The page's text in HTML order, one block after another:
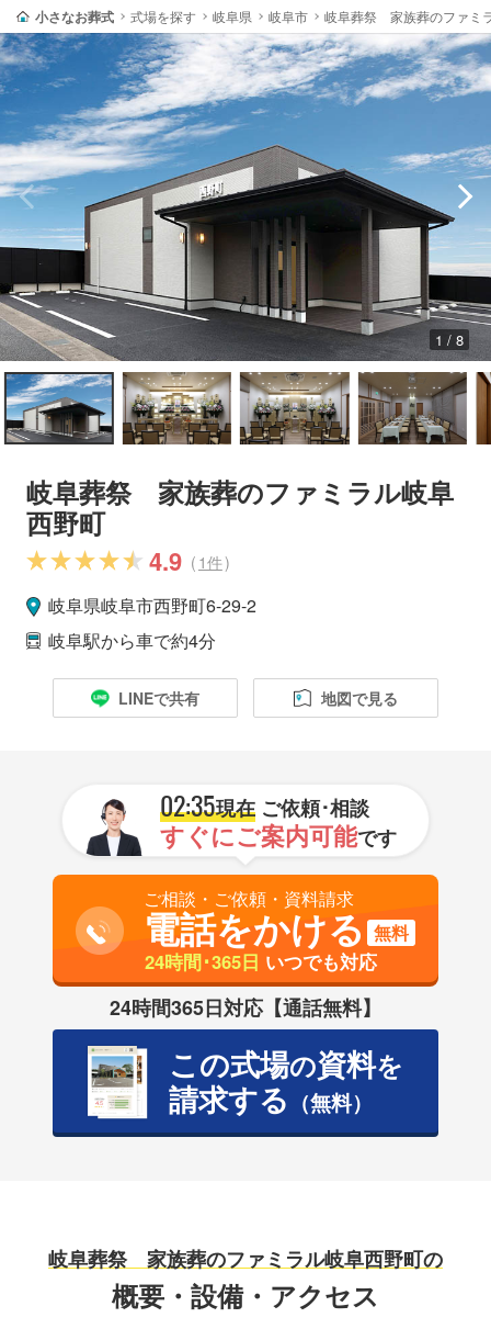
小さなお葬式 式場を探す 岐阜県 岐阜市 岐阜葬祭 家族葬のファミ
1 / 8
岐阜葬祭 家族葬のファミラル岐阜
西野町
4.9 ( 1件)
岐阜県岐阜市西野町6-29-2
岐阜駅から車で約4分
LINEで共有 地図で見る
02:35現在ご依頼･相談
すぐにご案内可能です
ご相談・ご依頼・資料請求
電話をかける 無料
24時間･365日 いつでも対応
24時間365日対応【通話無料】
この式場の資料を
請求する （無料）
岐阜葬祭 家族葬のファミラル岐阜西野町の
概要・設備・アクセス